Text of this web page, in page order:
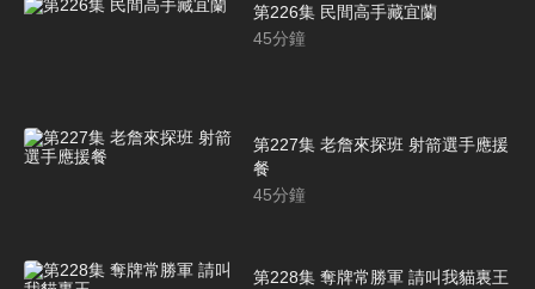
第226集 民間高手藏宜蘭
45分鐘
第227集 老詹來探班 射箭選手應援
餐
45分鐘
第228集 奪牌常勝軍 請叫我貓裏王